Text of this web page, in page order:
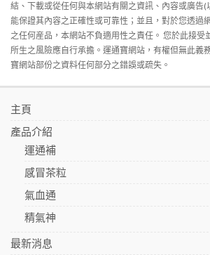
結、下載或從任何與本網站有關之資訊、內容或廣告
能保證其內容之正確性或可靠性；並且，對於您透過
之任何産品，本網站不負適用性之責任。 您於此接受
所生之風險應自行承擔。運通寶網站，有權但無此義
寶網站部份之資料任何部分之錯誤或疏失。
主頁
產品介紹
運通補
感冒茶粒
氣血通
精氣神
最新消息